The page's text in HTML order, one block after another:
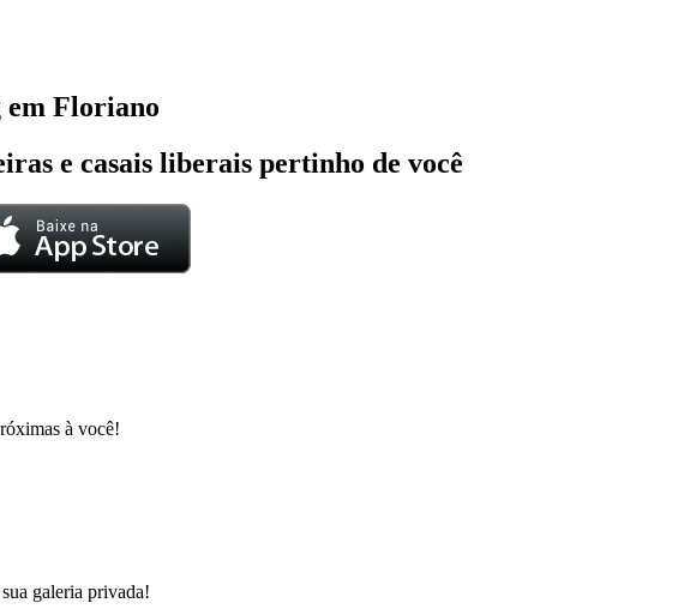
em Floriano
e casais liberais pertinho de você
à você!
galeria privada!